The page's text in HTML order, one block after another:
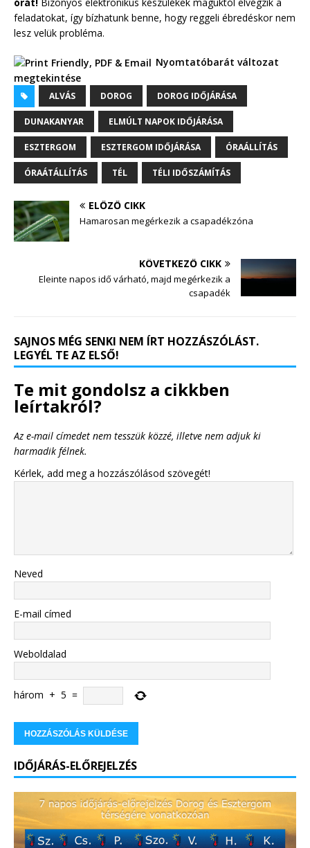
feladatokat, így bízhatunk benne, hogy reggeli ébredéskor nem
lesz velük probléma.
Nyomtatóbarát változat
megtekintése
ALVÁS DOROG DOROG IDŐJÁRÁSA
DUNAKANYAR ELMÚLT NAPOK IDŐJÁRÁSA
ESZTERGOM ESZTERGOM IDŐJÁRÁSA ÓRAÁLLÍTÁS
ÓRAÁTÁLLÍTÁS TÉL TÉLI IDŐSZÁMÍTÁS
ELŐZŐ CIKK
Hamarosan megérkezik a csapadékzóna
KÖVETKEZŐ CIKK
Eleinte napos idő várható, majd megérkezik a
csapadék
SAJNOS MÉG SENKI NEM ÍRT HOZZÁSZÓLÁST.
LEGYÉL TE AZ ELSŐ!
Te mit gondolsz a cikkben
leírtakról?
Az e-mail címedet nem tesszük közzé, illetve nem adjuk ki
harmadik félnek.
Kérlek, add meg a hozzászólásod szövegét!
Neved
E-mail címed
Weboldalad
három + 5 =
IDŐJÁRÁS-ELŐREJELZÉS